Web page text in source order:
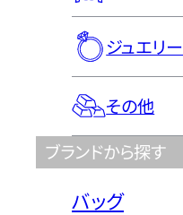
ジュエリー
その他
ブランドから探す
バッグ